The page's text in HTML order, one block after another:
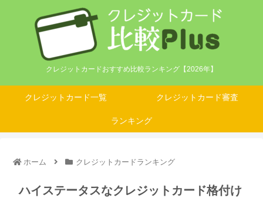
クレジットカードおすすめ比較ランキング【2026年】
クレジットカード一覧 クレジットカード審査
ランキング
ホーム クレジットカードランキング
ハイステータスなクレジットカード格付け